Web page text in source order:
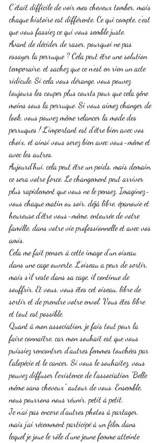
C'était difficile de voir mes cheveux tomber, mais
chaque histoire est différente. Ce qui compte, c'est
que vous fassiez ce qui vous semble juste.
Avant de décider de raser, pourquoi ne pas
essayer la perruque ? Cela peut être une solution
temporaire, et sachez que ce n'est en rien un acte
ridicule. Si cela vous dérange, vous pouvez
toujours les couper plus courts pour que cela gêne
moins sous la perruque. Si vous aimez changer de
look, vous pouvez même relancer la mode des
perruques ! L'important est d'être bien avec vos
choix, et ainsi vous serez bien avec vous-même et
avec les autres.
Aujourd'hui, cela peut être un poids, mais demain,
ce sera votre force. Le changement peut arriver
plus rapidement que vous ne le pensez. Imaginez-
vous chaque matin ou soir, déjà libre, épanouie et
heureuse d'être vous-même, entourée de votre
famille, dans votre vie professionnelle et avec vos
amis.
Cela me fait penser à cette image d'un oiseau
dans une cage ouverte. L'oiseau a peur de sortir,
mais s'il reste dans sa cage, il continue de
souffrir. Et vous, vous êtes cet oiseau, libre de
sortir et de prendre votre envol. Vous êtes libre
et tout est possible.
Quant à mon association, je fais tout pour la
faire connaître, car mon souhait est que vous
puissiez rencontrer d'autres femmes touchées par
l'alopécie et le cancer. Si vous le souhaitez, vous
pouvez diffuser l'existence de l'association "Belle
même sans cheveux" autour de vous. Ensemble,
nous pourrons nous réunir, petit à petit.
Je n'ai pas encore d'autres photos à partager,
mais j'ai récemment participé à un film dans
lequel je joue le rôle d'une jeune femme atteinte